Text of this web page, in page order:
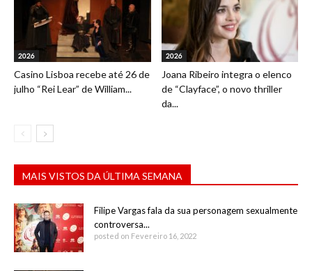
2026
Casino Lisboa recebe até 26 de
julho “Rei Lear” de William...
2026
Joana Ribeiro integra o elenco
de “Clayface”, o novo thriller
da...
MAIS VISTOS DA ÚLTIMA SEMANA
Filipe Vargas fala da sua personagem sexualmente
controversa...
posted on Fevereiro 16, 2022